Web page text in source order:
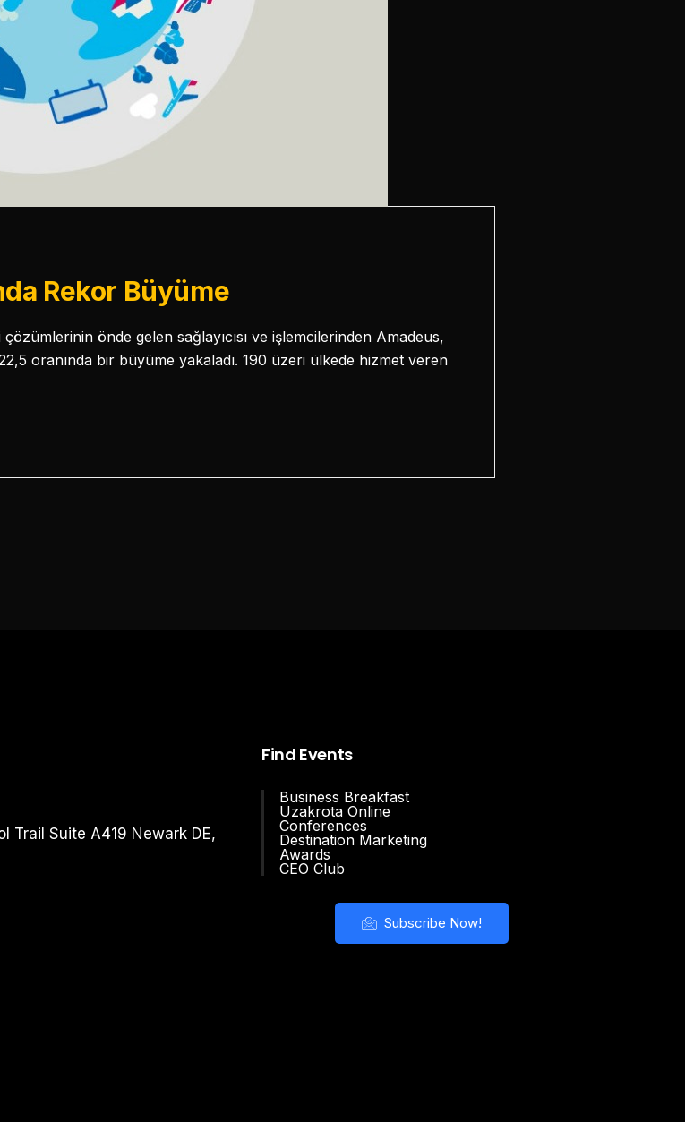
Rekor Büyüme
önde gelen sağlayıcısı ve işlemcilerinden Amadeus,
oranında bir büyüme yakaladı. 190 üzeri ülkede hizmet veren
Trail Suite A419 Newark DE,
Find Events
Business Breakfast
Uzakrota Online
Conferences
Destination Marketing
Awards
CEO Club
Subscribe Now!